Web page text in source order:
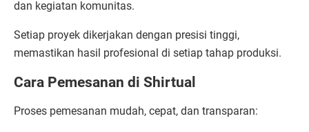
dan kegiatan komunitas.
Setiap proyek dikerjakan dengan presisi tinggi,
memastikan hasil profesional di setiap tahap produksi.
Cara Pemesanan di Shirtual
Proses pemesanan mudah, cepat, dan transparan: